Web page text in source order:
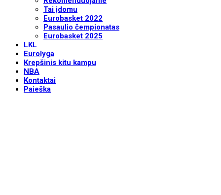
Tai įdomu
Eurobasket 2022
Pasaulio čempionatas
Eurobasket 2025
LKL
Eurolyga
Krepšinis kitu kampu
NBA
Kontaktai
Paieška